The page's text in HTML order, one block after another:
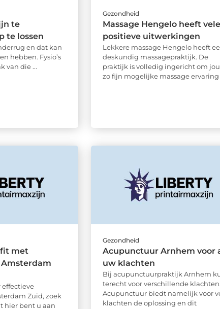
te
te lossen
en dat kan
hebben. Fysio’s
van die ...
Gezondheid
Massage Hengelo heeft vele
positieve uitwerkingen
Lekkere massage Hengelo heeft
deskundig massagepraktijk. De
praktijk is volledig ingericht om
zo fijn mogelijke massage ervaring
met
effectieve
Zuid, zoek
hier bent u aan
Gezondheid
Acupunctuur Arnhem voor
uw klachten
Bij acupunctuurpraktijk Arnhem
terecht voor verschillende klachten.
Acupunctuur biedt namelijk voor
klachten de oplossing en dit